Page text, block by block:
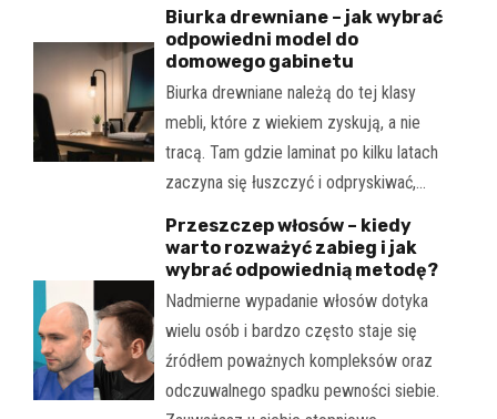
Biurka drewniane – jak wybrać
odpowiedni model do
domowego gabinetu
Biurka drewniane należą do tej klasy
mebli, które z wiekiem zyskują, a nie
tracą. Tam gdzie laminat po kilku latach
zaczyna się łuszczyć i odpryskiwać,…
Przeszczep włosów – kiedy
warto rozważyć zabieg i jak
wybrać odpowiednią metodę?
Nadmierne wypadanie włosów dotyka
wielu osób i bardzo często staje się
źródłem poważnych kompleksów oraz
odczuwalnego spadku pewności siebie.